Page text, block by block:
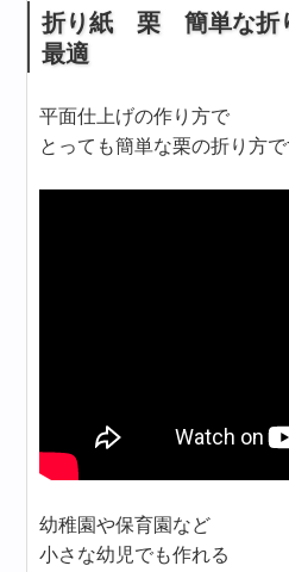
折り紙 栗 簡単な折
最適
平面仕上げの作り方で
とっても簡単な栗の折り方で
幼稚園や保育園など
小さな幼児でも作れる